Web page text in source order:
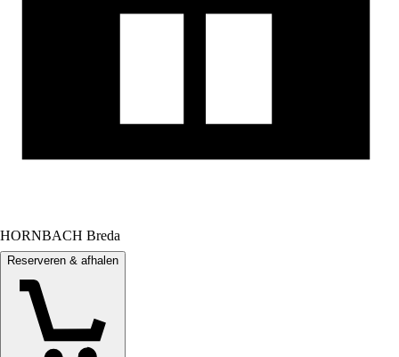
HORNBACH Breda
Reserveren & afhalen